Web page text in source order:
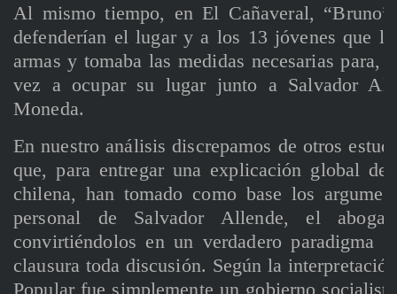
Al mismo tiempo, en El Cañaveral,
defenderían el lugar y a los 13 jóvenes que
armas y tomaba las medidas necesarias para,
vez a ocupar su lugar junto a Salvador
Moneda.
En nuestro análisis discrepamos de otros
que, para entregar una explicación global
chilena, han tomado como base los
personal de Salvador Allende, el
convirtiéndolos en un verdadero paradigma
clausura toda discusión. Según la
Popular fue simplemente un gobierno